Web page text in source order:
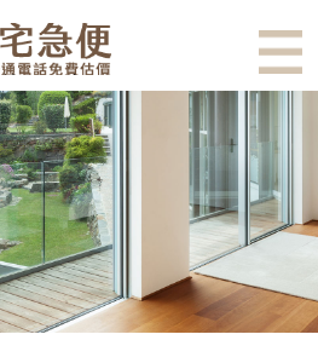
、隔音問
價專線
薦：40
氣密窗安
攻略 (鋁